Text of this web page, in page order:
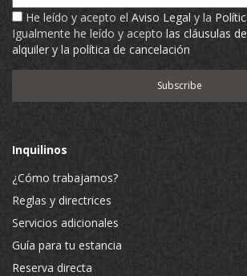
He leído y acepto el Aviso Legal y la
Igualmente he leído y acepto las cláusulas
alquiler y la política de cancelación
Inquilinos
¿Cómo trabajamos?
Reglas y directrices
Servicios adicionales
Guía para tu estancia
Reserva directa